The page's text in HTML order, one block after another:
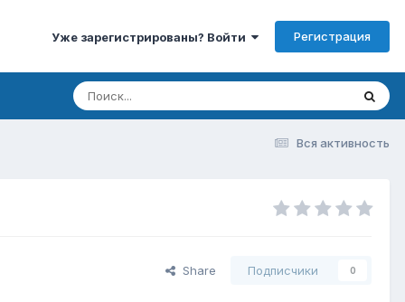
Уже зарегистрированы? Войти Регистрация
Вся активность
Share Подписчики 0